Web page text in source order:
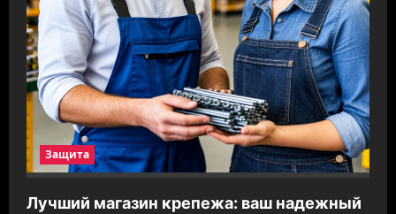
Защита
Лучший магазин крепежа: ваш надежный